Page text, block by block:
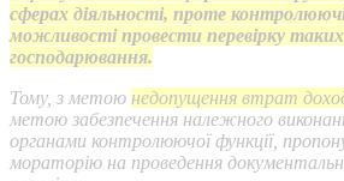
сферах діяльності, проте
можливості провести перевірку таких
господарювання.
Тому, з метою недопущення втрат
метою забезпечення належного
органами контролюючої функції,
мораторію на проведення